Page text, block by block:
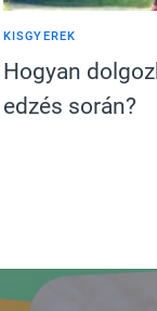
KISGYEREK
Hogyan
edzés során?